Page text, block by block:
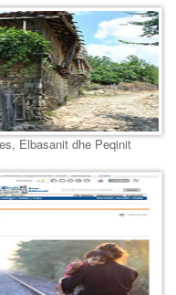
Elbasanit dhe Peqinit